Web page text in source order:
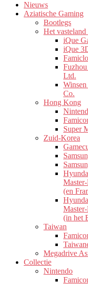
Nieuws
Aziatische Gaming
Bootlegs
Het
iQue
iQue
Ltd.
Co.
Hong Kong
Super
Zuid-Korea
(en
(in het
Taiwan
Megadrive
Collectie
Nintendo